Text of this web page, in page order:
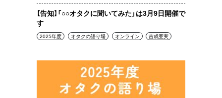
【告知】「○○オタクに聞いてみた」は3月9日開催で
す
2025年度 オタクの語り場 オンライン 吉成亜実